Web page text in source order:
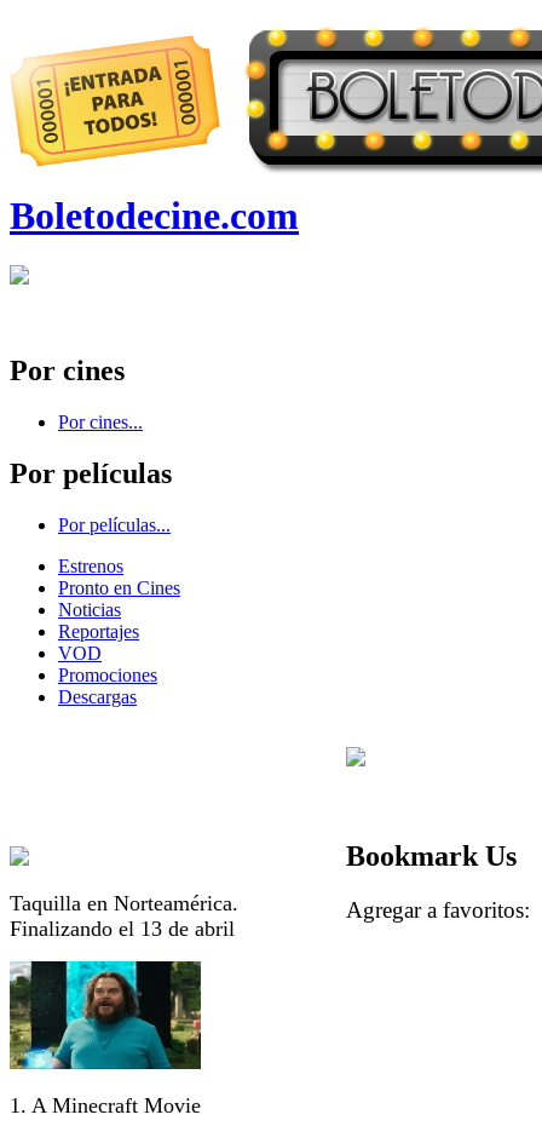
Boletodecine.com
Por cines
Por cines...
Por películas
Por películas...
Estrenos
Pronto en Cines
Noticias
Reportajes
VOD
Promociones
Descargas
Taquilla en Norteamérica.
Finalizando el 13 de abril
1. A Minecraft Movie
Bookmark Us
Agregar a